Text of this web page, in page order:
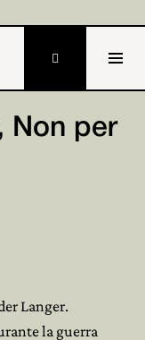

Non per
Langer.
la guerra